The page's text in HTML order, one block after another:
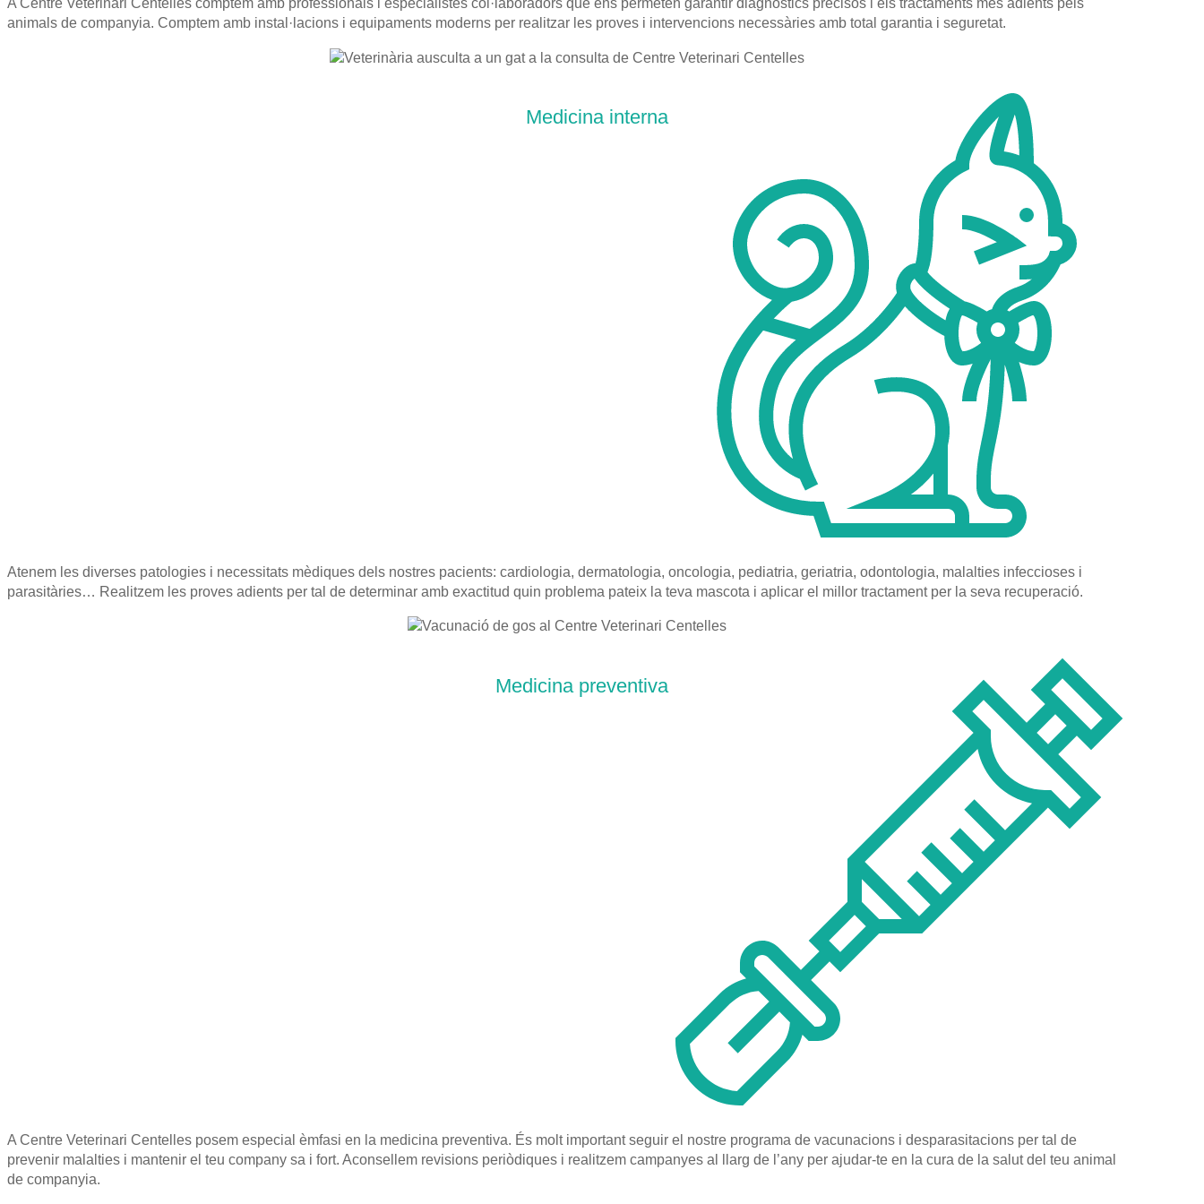
animals de companyia. Comptem amb instal·lacions i equipaments moderns per realitzar les proves i intervencions necessàries amb total garantia i seguretat.
Medicina interna
Atenem les diverses patologies i necessitats mèdiques dels nostres pacients: cardiologia, dermatologia, oncologia, pediatria, geriatria, odontologia, malalties infeccioses i
parasitàries… Realitzem les proves adients per tal de determinar amb exactitud quin problema pateix la teva mascota i aplicar el millor tractament per la seva recuperació.
Medicina preventiva
A Centre Veterinari Centelles posem especial èmfasi en la medicina preventiva. És molt important seguir el nostre programa de vacunacions i desparasitacions per tal de
prevenir malalties i mantenir el teu company sa i fort. Aconsellem revisions periòdiques i realitzem campanyes al llarg de l’any per ajudar-te en la cura de la salut del teu animal
de companyia.